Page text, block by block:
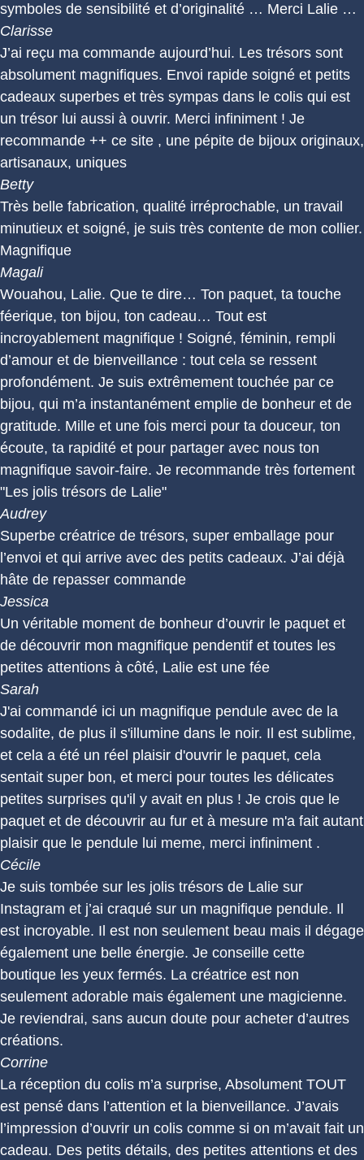
symboles de sensibilité et d’originalité … Merci Lalie …
Clarisse
J’ai reçu ma commande aujourd’hui. Les trésors sont
absolument magnifiques. Envoi rapide soigné et petits
cadeaux superbes et très sympas dans le colis qui est
un trésor lui aussi à ouvrir. Merci infiniment ! Je
recommande ++ ce site , une pépite de bijoux originaux,
artisanaux, uniques
Betty
Très belle fabrication, qualité irréprochable, un travail
minutieux et soigné, je suis très contente de mon collier.
Magnifique
Magali
Wouahou, Lalie. Que te dire… Ton paquet, ta touche
féerique, ton bijou, ton cadeau… Tout est
incroyablement magnifique ! Soigné, féminin, rempli
d’amour et de bienveillance : tout cela se ressent
profondément. Je suis extrêmement touchée par ce
bijou, qui m’a instantanément emplie de bonheur et de
gratitude. Mille et une fois merci pour ta douceur, ton
écoute, ta rapidité et pour partager avec nous ton
magnifique savoir-faire. Je recommande très fortement
"Les jolis trésors de Lalie"
Audrey
Superbe créatrice de trésors, super emballage pour
l’envoi et qui arrive avec des petits cadeaux. J’ai déjà
hâte de repasser commande
Jessica
Un véritable moment de bonheur d’ouvrir le paquet et
de découvrir mon magnifique pendentif et toutes les
petites attentions à côté, Lalie est une fée
Sarah
J'ai commandé ici un magnifique pendule avec de la
sodalite, de plus il s'illumine dans le noir. Il est sublime,
et cela a été un réel plaisir d'ouvrir le paquet, cela
sentait super bon, et merci pour toutes les délicates
petites surprises qu'il y avait en plus ! Je crois que le
paquet et de découvrir au fur et à mesure m'a fait autant
plaisir que le pendule lui meme, merci infiniment .
Cécile
Je suis tombée sur les jolis trésors de Lalie sur
Instagram et j’ai craqué sur un magnifique pendule. Il
est incroyable. Il est non seulement beau mais il dégage
également une belle énergie. Je conseille cette
boutique les yeux fermés. La créatrice est non
seulement adorable mais également une magicienne.
Je reviendrai, sans aucun doute pour acheter d’autres
créations.
Corrine
La réception du colis m’a surprise, Absolument TOUT
est pensé dans l’attention et la bienveillance. J’avais
l’impression d’ouvrir un colis comme si on m’avait fait un
cadeau. Des petits détails, des petites attentions et des